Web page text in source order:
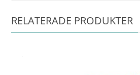
RELATERADE PRODUKTER